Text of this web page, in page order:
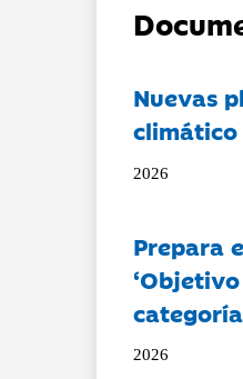
Nuevas
2026
Prepara
2026